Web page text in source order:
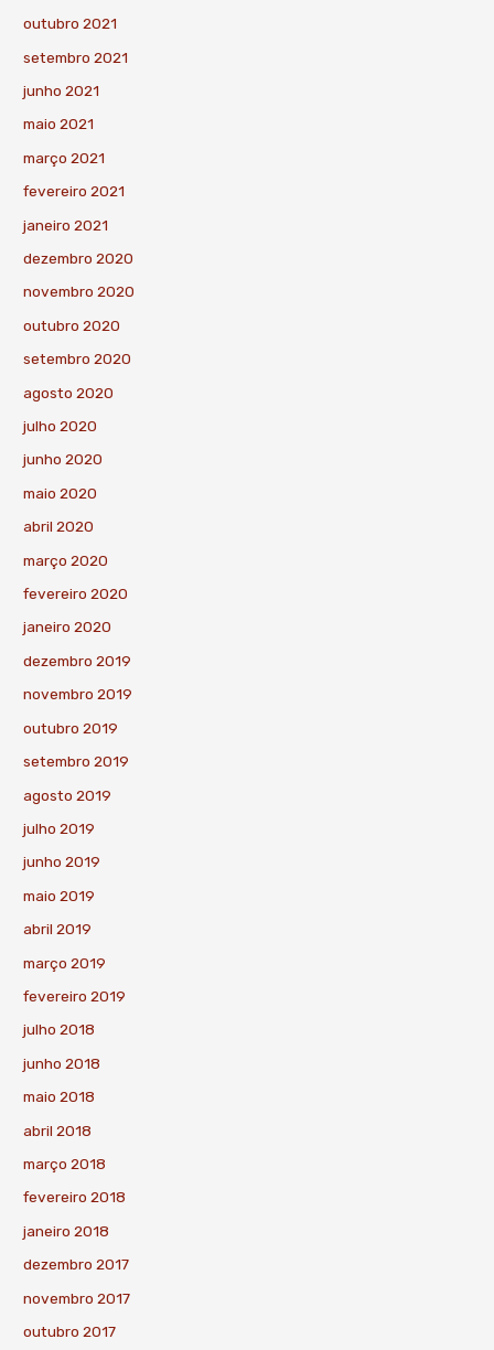
outubro 2021
setembro 2021
junho 2021
maio 2021
março 2021
fevereiro 2021
janeiro 2021
dezembro 2020
novembro 2020
outubro 2020
setembro 2020
agosto 2020
julho 2020
junho 2020
maio 2020
abril 2020
março 2020
fevereiro 2020
janeiro 2020
dezembro 2019
novembro 2019
outubro 2019
setembro 2019
agosto 2019
julho 2019
junho 2019
maio 2019
abril 2019
março 2019
fevereiro 2019
julho 2018
junho 2018
maio 2018
abril 2018
março 2018
fevereiro 2018
janeiro 2018
dezembro 2017
novembro 2017
outubro 2017